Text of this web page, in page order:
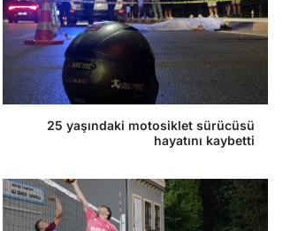
25 yaşındaki motosiklet sürücüsü
hayatını kaybetti